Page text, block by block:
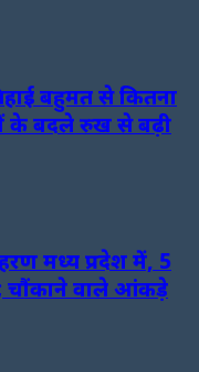
बहुमत से कितना
के बदले रुख से बढ़ी
मध्य प्रदेश में, 5
चौंकाने वाले आंकड़े